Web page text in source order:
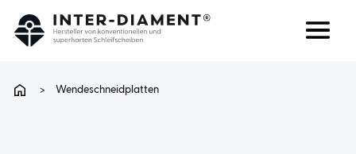
> Wendeschneidplatten